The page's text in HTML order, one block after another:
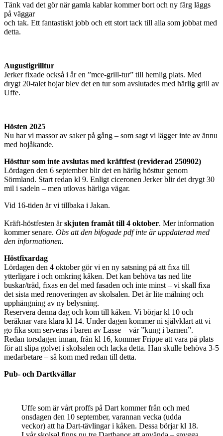
Tänk vad det gör när gamla kablar kommer bort och ny färg läggs
på väggar
och tak. Ett fantastiskt jobb och ett stort tack till alla som jobbat med
detta.
Augustigrilltur
Jerker fixade också i år en ”mce-grill-tur” till hemlig plats. Med
drygt 20-talet hojar blev det en tur som avslutades med härlig grill av
Uffe.
Hösten 2025
Nu har vi massor av saker på gång – som sagt vi lägger inte av ännu
med hojåkande.
Hösttur som inte avslutas med kräftfest (reviderad 250902)
Lördagen den 6 september blir det en härlig hösttur genom
Sörmland. Start redan kl 9. Enligt ciceronen Jerker blir det drygt 30
mil i sadeln – men utlovas härliga vägar.
Vid 16-tiden är vi tillbaka i Jakan.
Kräft-höstfesten ärskjuten framåt till 4 oktober. Mer information
kommer senare. Obs att den bifogade pdf inte är uppdaterad med
den informationen.
Höstfixardag
Lördagen den 4 oktober gör vi en ny satsning på att ﬁxa till
ytterligare i och omkring kåken. Det kan behöva tas ned lite
buskar/träd, ﬁxas en del med fasaden och inte minst – vi skall ﬁxa
det sista med renoveringen av skolsalen. Det är lite målning och
upphängning av ny belysning.
Reservera denna dag och kom till kåken. Vi börjar kl 10 och
beräknar vara klara kl 14. Under dagen kommer ni självklart att vi
go ﬁka som serveras i baren av Lasse – vår ”kung i barnen”.
Redan torsdagen innan, från kl 16, kommer Frippe att vara på plats
för att slipa golvet i skolsalen och lacka detta. Han skulle behöva 3-5
medarbetare – så kom med redan till detta.
Pub- och Dartkvällar
Uffe som är vårt proffs på Dart kommer från och med
onsdagen den 10 september, varannan vecka (udda
veckor) att ha Dart-tävlingar i kåken. Dessa börjar kl 18.